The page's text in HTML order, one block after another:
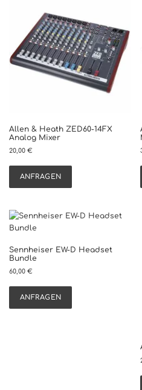
Allen & Heath ZED60-14FX
Analog Mixer
20,00 €
ANFRAGEN
Sennheiser EW-D Headset
Bundle
60,00 €
ANFRAGEN